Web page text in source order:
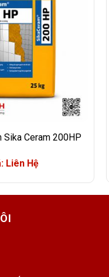
Sika Ceram 200HP
Liên Hệ